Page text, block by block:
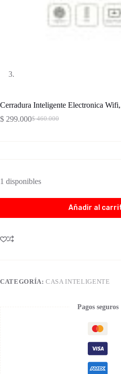
Cerradura Inteligente Electronica
$460.000
$ 299.000
1 disponibles
Añadir al
CATEGORÍA:CASA INTELIGENTE
Pagos seguros